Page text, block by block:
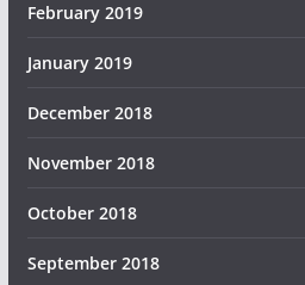
February 2019
January 2019
December 2018
November 2018
October 2018
September 2018